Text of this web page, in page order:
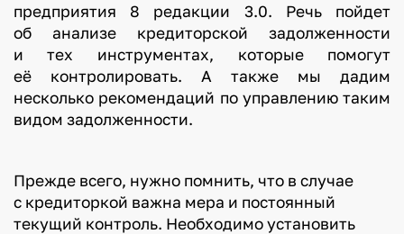
предприятия 8 редакции 3.0. Речь пойдет
об анализе кредиторской задолженности
и тех инструментах, которые помогут
её контролировать. А также мы дадим
несколько рекомендаций по управлению таким
видом задолженности.
Прежде всего, нужно помнить, что в случае
с кредиторкой важна мера и постоянный
текущий контроль. Необходимо установить